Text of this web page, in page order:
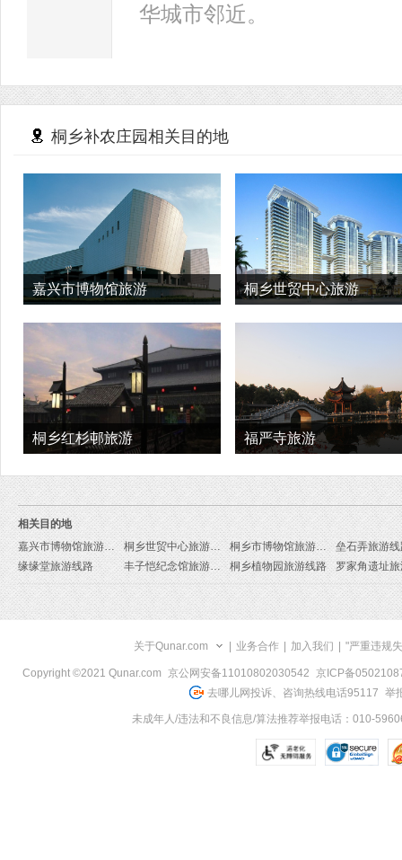
华城市邻近。
桐乡补农庄园相关目的地
嘉兴市博物馆旅游 桐乡世贸中心旅游
桐乡红杉邨旅游 福严寺旅游
相关目的地
嘉兴市博物馆旅游线路
桐乡世贸中心旅游线路 桐乡市博物馆旅游线路
垒石弄旅游
缘缘堂旅游线路
丰子恺纪念馆旅游线路 桐乡植物园旅游线路 罗家角遗址
关于Qunar.com 业务合作 加入我们 "严重违规
Copyright ©2021 Qunar.com 京公网安备11010802030542
京ICP备
去哪儿网投诉、咨询热线电话95117 举
未成年人/违法和不良信息/算法推荐举报电话：010-